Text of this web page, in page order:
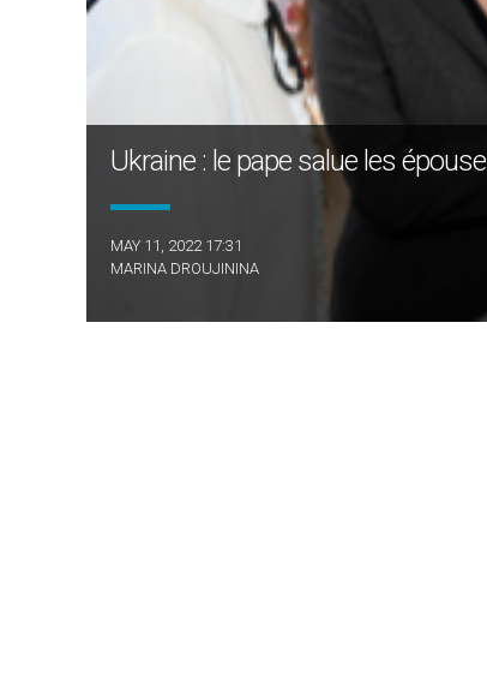
Ukraine : le pape salue les
MAY 11, 2022 17:31
MARINA DROUJININA